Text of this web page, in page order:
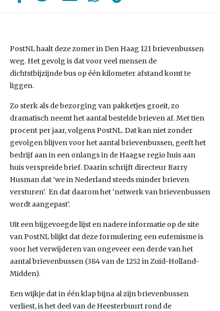
PostNL haalt deze zomer in Den Haag 121 brievenbussen
weg. Het gevolg is dat voor veel mensen de
dichtstbijzijnde bus op één kilometer afstand komt te
liggen.
Zo sterk als de bezorging van pakketjes groeit, zo
dramatisch neemt het aantal bestelde brieven af. Met tien
procent per jaar, volgens PostNL. Dat kan niet zonder
gevolgen blijven voor het aantal brievenbussen, geeft het
bedrijf aan in een onlangs in de Haagse regio huis aan
huis verspreide brief. Daarin schrijft directeur Barry
Husman dat ‘we in Nederland steeds minder brieven
versturen’. En dat daarom het ‘netwerk van brievenbussen
wordt aangepast’.
Uit een bijgevoegde lijst en nadere informatie op de site
van PostNL blijkt dat deze formulering een eufemisme is
voor het verwijderen van ongeveer een derde van het
aantal brievenbussen (384 van de 1252 in Zuid-Holland-
Midden).
Een wijkje dat in één klap bijna al zijn brievenbussen
verliest, is het deel van de Heesterbuurt rond de